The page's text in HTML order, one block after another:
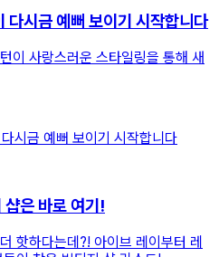
다시금 예뻐 보이기 시작합니다
이 사랑스러운 스타일링을 통해 새
은 바로 여기!
핫하다는데?! 아이브 레이부터 레